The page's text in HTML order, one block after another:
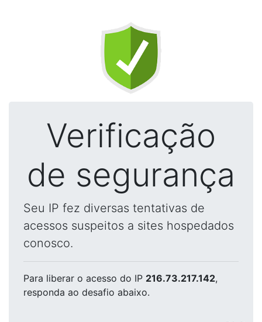
Verificação
de segurança
Seu IP fez diversas tentativas de
acessos suspeitos a sites hospedados
conosco.
Para liberar o acesso do IP 216.73.217.142,
responda ao desafio abaixo.